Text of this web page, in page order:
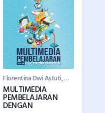
Florentina Dwi Astuti, M.Pd
MULTIMEDIA
PEMBELAJARAN
DENGAN